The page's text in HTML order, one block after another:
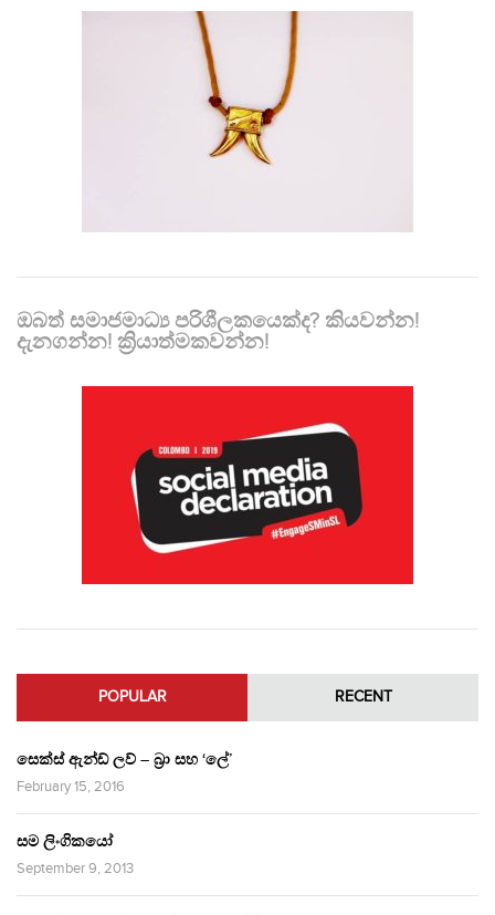
ඔබත් සමාජමාධ්‍ය පරිශීලකයෙක්ද? කියවන්න!
දැනගන්න! ක්‍රියාත්මකවන්න!
POPULAR RECENT
සෙක්ස් ඇන්ඩ් ලව් – බ්‍රා සහ ‘ලේ’
February 15, 2016
සම ලිංගිකයෝ
September 9, 2013